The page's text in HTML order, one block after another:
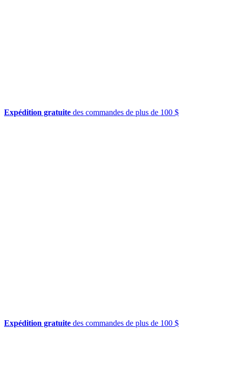
Expédition gratuite des commandes de plus de 100 $
Expédition gratuite des commandes de plus de 100 $